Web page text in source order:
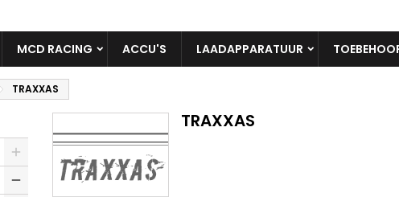
MCD RACING ACCU'S LAADAPPARATUUR
TRAXXAS
TRAXXAS